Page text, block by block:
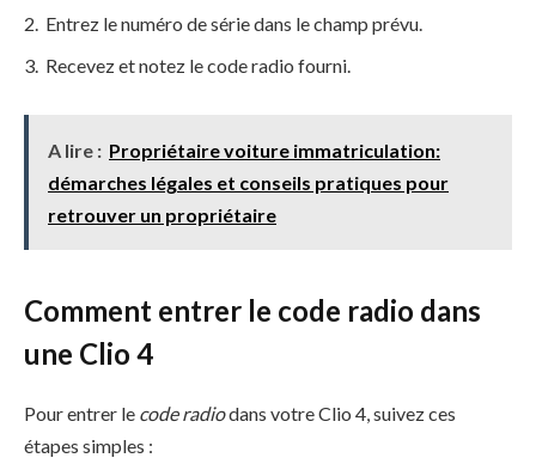
Entrez le numéro de série dans le champ prévu.
Recevez et notez le code radio fourni.
A lire : Propriétaire voiture immatriculation:
démarches légales et conseils pratiques pour
retrouver un propriétaire
Comment entrer le code radio dans
une Clio 4
Pour entrer le code radiodans votre Clio 4, suivez ces
étapes simples :